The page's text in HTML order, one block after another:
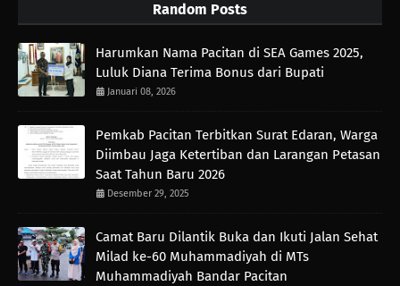
Random Posts
Harumkan Nama Pacitan di SEA Games 2025,
Luluk Diana Terima Bonus dari Bupati
Januari 08, 2026
Pemkab Pacitan Terbitkan Surat Edaran, Warga
Diimbau Jaga Ketertiban dan Larangan Petasan
Saat Tahun Baru 2026
Desember 29, 2025
Camat Baru Dilantik Buka dan Ikuti Jalan Sehat
Milad ke-60 Muhammadiyah di MTs
Muhammadiyah Bandar Pacitan